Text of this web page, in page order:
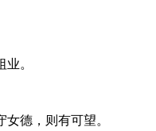
。
德，则有可望。